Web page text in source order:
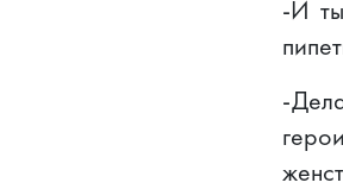
-И
-